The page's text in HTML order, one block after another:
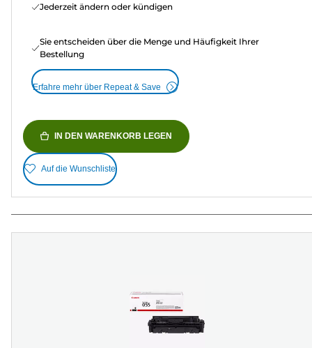
Jederzeit ändern oder kündigen
Sie entscheiden über die Menge und Häufigkeit Ihrer
Bestellung
Erfahre mehr über Repeat & Save
IN DEN WARENKORB LEGEN
Auf die Wunschliste